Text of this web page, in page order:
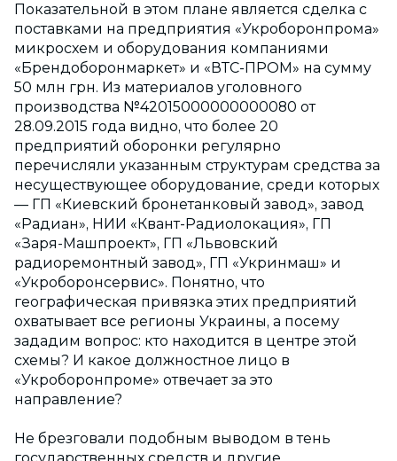
Показательной в этом плане является сделка с
поставками на предприятия «Укроборонпрома»
микросхем и оборудования компаниями
«Брендоборонмаркет» и «ВТС-ПРОМ» на сумму
50 млн грн. Из материалов уголовного
производства №42015000000000080 от
28.09.2015 года видно, что более 20
предприятий оборонки регулярно
перечисляли указанным структурам средства за
несуществующее оборудование, среди которых
— ГП «Киевский бронетанковый завод», завод
«Радиан», НИИ «Квант-Радиолокация», ГП
«Заря-Машпроект», ГП «Львовский
радиоремонтный завод», ГП «Укринмаш» и
«Укроборонсервис». Понятно, что
географическая привязка этих предприятий
охватывает все регионы Украины, а посему
зададим вопрос: кто находится в центре этой
схемы? И какое должностное лицо в
«Укроборонпроме» отвечает за это
направление?
Не брезговали подобным выводом в тень